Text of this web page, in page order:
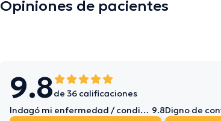
Opiniones de pacientes
9.8de 36 calificaciones
Indagó mi enfermedad / condición en detalle 9.8Digno de